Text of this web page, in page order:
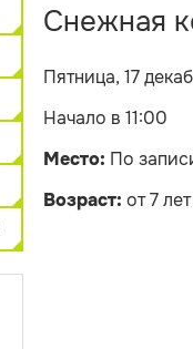
Снежная
Пятница, 17
Начало в 11:00
Место: По
Возраст: от 7 лет